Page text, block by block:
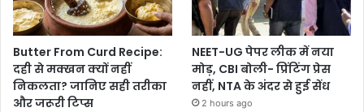
Butter From Curd Recipe:
दही से मक्खन क्यों नहीं
निकलता? जानिए सही तरीका
और जरूरी टिप्स
NEET-UG पेपर लीक में नया
मोड़, CBI बोली- प्रिंटिंग प्रेस
नहीं, NTA के अंदर से हुई सेंध
2 hours ago